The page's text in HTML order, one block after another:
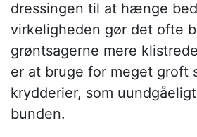
dressingen til at hænge
virkeligheden gør det ofte
grøntsagerne mere
er at bruge for meget groft
krydderier, som
bunden.